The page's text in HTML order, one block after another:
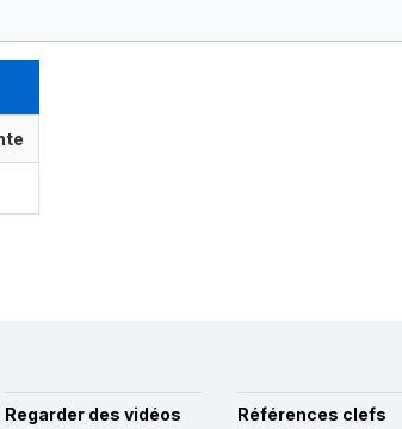
Regarder des vidéos Références clefs